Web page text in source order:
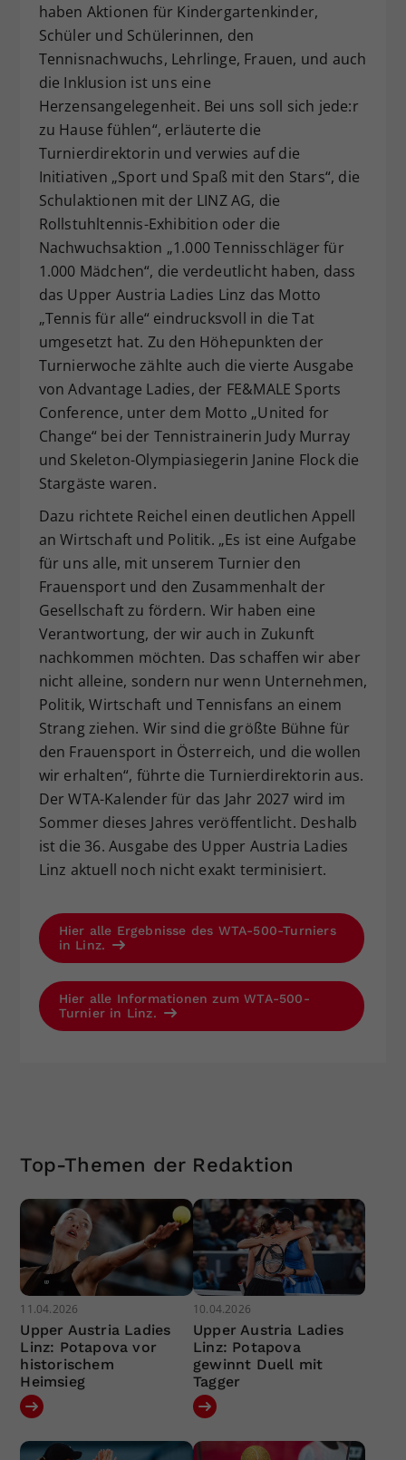
haben Aktionen für Kindergartenkinder,
Schüler und Schülerinnen, den
Tennisnachwuchs, Lehrlinge, Frauen, und auch
die Inklusion ist uns eine
Herzensangelegenheit. Bei uns soll sich jede:r
zu Hause fühlen“, erläuterte die
Turnierdirektorin und verwies auf die
Initiativen „Sport und Spaß mit den Stars“, die
Schulaktionen mit der LINZ AG, die
Rollstuhltennis-Exhibition oder die
Nachwuchsaktion „1.000 Tennisschläger für
1.000 Mädchen“, die verdeutlicht haben, dass
das Upper Austria Ladies Linz das Motto
„Tennis für alle“ eindrucksvoll in die Tat
umgesetzt hat. Zu den Höhepunkten der
Turnierwoche zählte auch die vierte Ausgabe
von Advantage Ladies, der FE&MALE Sports
Conference, unter dem Motto „United for
Change“ bei der Tennistrainerin Judy Murray
und Skeleton-Olympiasiegerin Janine Flock die
Stargäste waren.
Dazu richtete Reichel einen deutlichen Appell
an Wirtschaft und Politik. „Es ist eine Aufgabe
für uns alle, mit unserem Turnier den
Frauensport und den Zusammenhalt der
Gesellschaft zu fördern. Wir haben eine
Verantwortung, der wir auch in Zukunft
nachkommen möchten. Das schaffen wir aber
nicht alleine, sondern nur wenn Unternehmen,
Politik, Wirtschaft und Tennisfans an einem
Strang ziehen. Wir sind die größte Bühne für
den Frauensport in Österreich, und die wollen
wir erhalten“, führte die Turnierdirektorin aus.
Der WTA-Kalender für das Jahr 2027 wird im
Sommer dieses Jahres veröffentlicht. Deshalb
ist die 36. Ausgabe des Upper Austria Ladies
Linz aktuell noch nicht exakt terminisiert.
Hier alle Ergebnisse des WTA-500-Turniers
in Linz.
Hier alle Informationen zum WTA-500-
Turnier in Linz.
Top-Themen der Redaktion
11.04.2026
Upper Austria Ladies
Linz: Potapova vor
historischem
Heimsieg
10.04.2026
Upper Austria Ladies
Linz: Potapova
gewinnt Duell mit
Tagger